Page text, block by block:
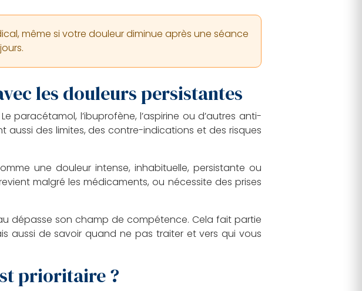
même si votre douleur diminue après une séance
les douleurs persistantes
paracétamol, l’ibuprofène, l’aspirine ou d’autres anti-
des limites, des contre-indications et des risques
une douleur intense, inhabituelle, persistante ou
malgré les médicaments, ou nécessite des prises
dépasse son champ de compétence. Cela fait partie
aussi de savoir quand ne pas traiter et vers qui vous
prioritaire ?